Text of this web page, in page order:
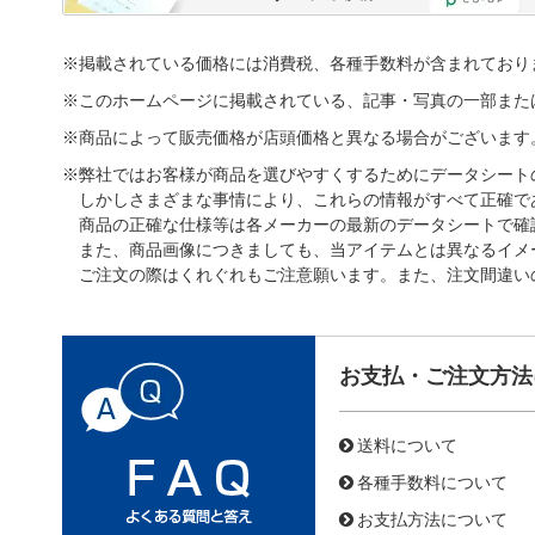
※掲載されている価格には消費税、各種手数料が含まれてお
※このホームページに掲載されている、記事・写真の一部ま
※商品によって販売価格が店頭価格と異なる場合がございます
※弊社ではお客様が商品を選びやすくするためにデータシー
しかしさまざまな事情により、これらの情報がすべて正確
商品の正確な仕様等は各メーカーの最新のデータシートで
また、商品画像につきましても、当アイテムとは異なるイ
ご注文の際はくれぐれもご注意願います。また、注文間違
お支払・ご注文方
送料について
各種手数料について
お支払方法について